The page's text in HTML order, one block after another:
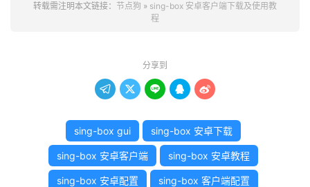
转载需注明本文链接： 节点狗 » sing-box 安卓客户端下载及使用教
程
分享到
    
sing-box gui sing-box 安卓下载
sing-box 安卓客户端 sing-box 安卓教程
sing-box 安卓配置 sing-box 客户端配置